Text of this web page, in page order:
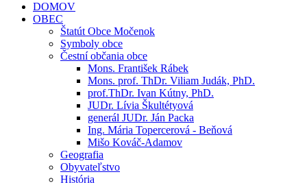
DOMOV
OBEC
Štatút Obce Močenok
Symboly obce
Čestní občania obce
Mons. František Rábek
Mons. prof. ThDr. Viliam Judák, PhD.
prof.ThDr. Ivan Kútny, PhD.
JUDr. Lívia Škultétyová
generál JUDr. Ján Packa
Ing. Mária Topercerová - Beňová
Mišo Kováč-Adamov
Geografia
Obyvateľstvo
História